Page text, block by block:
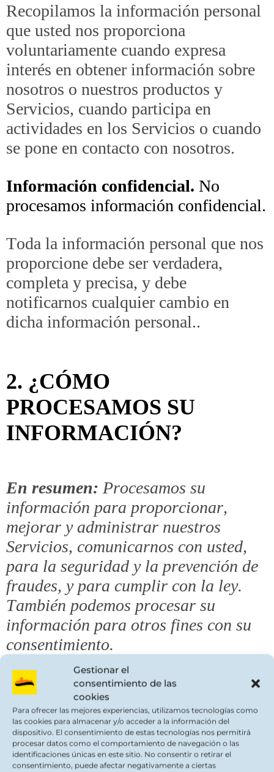
Gestionar el
consentimiento de las
cookies
Para ofrecer las mejores experiencias, utilizamos tecnologías como
las cookies para almacenar y/o acceder a la información del
dispositivo. El consentimiento de estas tecnologías nos permitirá
procesar datos como el comportamiento de navegación o las
identificaciones únicas en este sitio. No consentir o retirar el
consentimiento, puede afectar negativamente a ciertas
Recopilamos la información personal
que usted nos proporciona
voluntariamente cuando expresa
interés en obtener información sobre
nosotros o nuestros productos y
Servicios, cuando participa en
actividades en los Servicios o cuando
se pone en contacto con nosotros.
Información confidencial. No
procesamos información confidencial.
Toda la información personal que nos
proporcione debe ser verdadera,
completa y precisa, y debe
notificarnos cualquier cambio en
dicha información personal..
2. ¿CÓMO
PROCESAMOS SU
INFORMACIÓN?
En resumen: Procesamos su
información para proporcionar,
mejorar y administrar nuestros
Servicios, comunicarnos con usted,
para la seguridad y la prevención de
fraudes, y para cumplir con la ley.
También podemos procesar su
información para otros fines con su
consentimiento.
Procesamos su información personal
por una variedad de razones,
dependiendo de cómo interactúe con
nuestros Servicios, que incluye:
Para salvar o proteger el interés